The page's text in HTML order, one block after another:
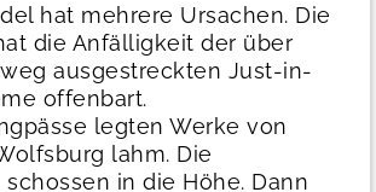
hat mehrere Ursachen. Die
die Anfälligkeit der über
ausgestreckten Just-in-
offenbart.
legten Werke von
lahm. Die
schossen in die Höhe. Dann